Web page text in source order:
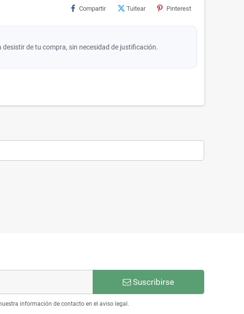
Compartir Tuitear Pinterest
de tu compra, sin necesidad de justificación.
Suscribirse
información de contacto en el aviso legal.